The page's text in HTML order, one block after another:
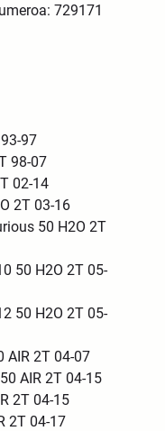
729171
97
98-07
02-14
2T 03-16
50 H2O 2T
50 H2O 2T 05-
50 H2O 2T 05-
AIR 2T 04-07
AIR 2T 04-15
2T 04-15
2T 04-17